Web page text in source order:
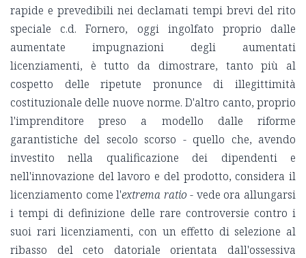
rapide e prevedibili nei declamati tempi brevi del rito
speciale c.d. Fornero, oggi ingolfato proprio dalle
aumentate impugnazioni degli aumentati
licenziamenti, è tutto da dimostrare, tanto più al
cospetto delle ripetute pronunce di illegittimità
costituzionale delle nuove norme. D'altro canto, proprio
l'imprenditore preso a modello dalle riforme
garantistiche del secolo scorso - quello che, avendo
investito nella qualificazione dei dipendenti e
nell'innovazione del lavoro e del prodotto, considera il
licenziamento come l'extrema ratio - vede ora allungarsi
i tempi di definizione delle rare controversie contro i
suoi rari licenziamenti, con un effetto di selezione al
ribasso del ceto datoriale orientata dall'ossessiva